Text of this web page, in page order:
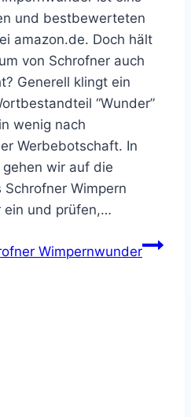
und bestbewerteten
amazon.de. Doch hält
von Schrofner auch
Generell klingt ein
“Wunder”
wenig nach
Werbebotschaft. In
wir auf die
Wimpern
ein und prüfen,…
Wimpernwunder